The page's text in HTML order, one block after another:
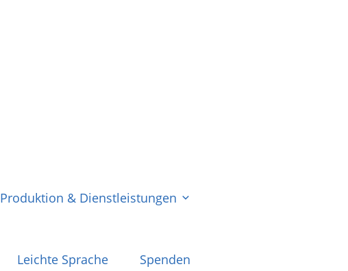
Produktion & Dienstleistungen
Leichte Sprache Spenden